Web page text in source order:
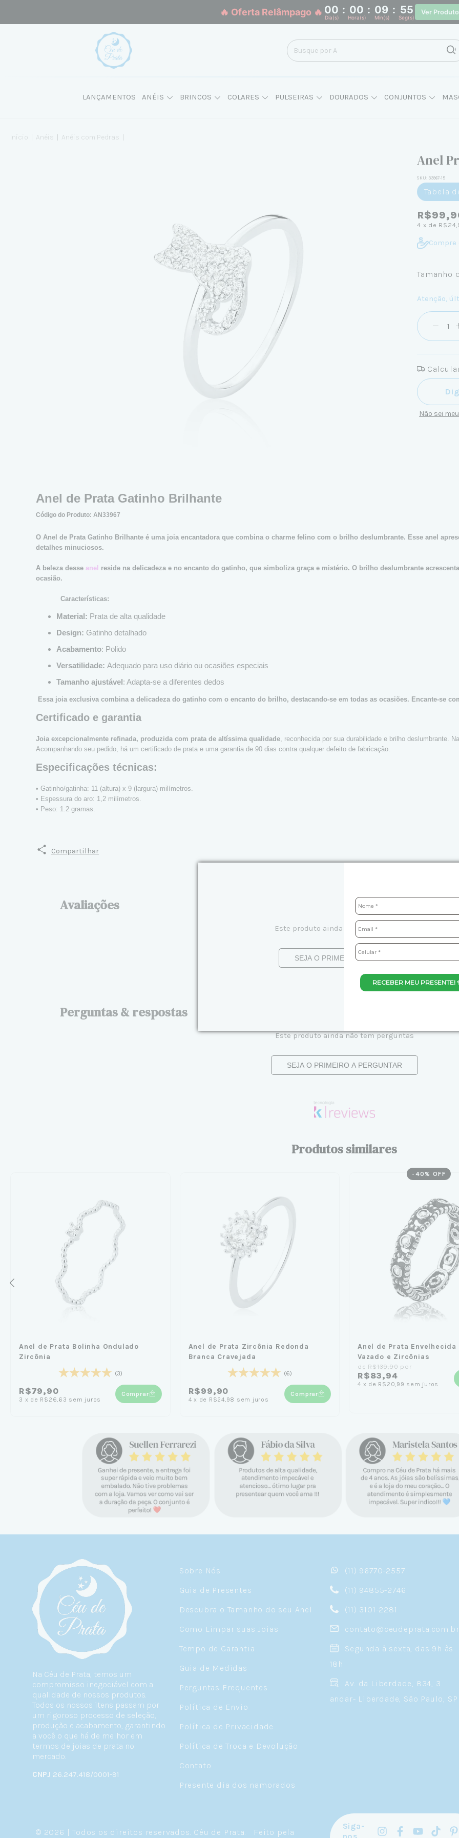
RECEBER MEU PRESENTE!
🔥 Oferta Relâmpago 🔥 00 : 00 : 09 : 54
Dia(s) Hora(s) Min(s) Seg(s)
Ver
LANÇAMENTOS ANÉIS BRINCOS COLARES PULSEIRAS DOURADOS CONJUNTOS
Início Anéis Anéis com Pedras
Anel
SKU: 33967-15
Tabela
4 x de
Tamanho
Atenção,
Entregas
Não sei
Anel de Prata Gatinho Brilhante
Código do Produto: AN33967
O Anel de Prata Gatinho Brilhante é uma joia encantadora que combina o charme felino com o brilho deslumbrante. Esse anel
detalhes minuciosos.
A beleza desse anel reside na delicadeza e no encanto do gatinho, que simboliza graça e mistério. O brilho deslumbrante
ocasião.
Características:
Material: Prata de alta qualidade
Design: Gatinho detalhado
Acabamento: Polido
Versatilidade: Adequado para uso diário ou ocasiões especiais
Tamanho ajustável: Adapta-se a diferentes dedos
Essa joia exclusiva combina a delicadeza do gatinho com o encanto do brilho, destacando-se em todas as ocasiões. Encante-se
Certificado e garantia
Joia excepcionalmente refinada, produzida com prata de altíssima qualidade , reconhecida por sua durabilidade e brilho deslumbrante.
Acompanhando seu pedido, há um certificado de prata e uma garantia de 90 dias contra qualquer defeito de fabricação.
Especificações técnicas:
• Gatinho/gatinha: 11 (altura) x 9 (largura) milímetros.
• Espessura do aro: 1,2 milímetros.
• Peso: 1.2 gramas.
Compartilhar
Avaliações
Este produto ainda não tem avaliações
SEJA O PRIMEIRO A AVALIAR
Perguntas & respostas
Este produto ainda não tem perguntas
SEJA O PRIMEIRO A PERGUNTAR
Produtos similares
Anel de Prata Bolinha Ondulado
Zircônia
(3)
R$79,90
3 x de R$26,63 sem juros
Comprar
Anel de Prata Zircônia Redonda
Branca Cravejada
(6)
R$99,90
4 x de R$24,98 sem juros
Comprar
- 40 % OFF
Anel de Prata Envelhecida
Vazado e Zircônias
deR$139,90 por
R$83,94
4 x de R$20,99 sem juros
Na Céu de Prata, temos um
compromisso inegociável com a
qualidade de nossos produtos.
Todos os nossos itens passam por
um rigoroso processo de seleção,
produção e acabamento, garantindo
a você o que há de melhor em
termos de joias de prata no
mercado.
CNPJ 26.247.418/0001-91
Sobre Nós
Guia de Presentes
Descubra o Tamanho do seu Anel
Como Limpar suas Joias
Tempo de Garantia
Guia de Medidas
Perguntas Frequentes
Política de Envio
Política de Privacidade
Política de Troca e Devolução
Contato
Presente dia dos namorados
(11) 96770-2557
(11) 94855-2746
(11) 3101-2281
contato@ceudeprata.com.br
Segunda à sexta, das 9h às
18h
Av. da Liberdade, 834, 3
andar- Liberdade, São Paulo, SP
© 2026 | Todos os direitos reservados. Céu de Prata.
Feito pela
Siga-